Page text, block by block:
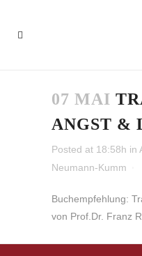
07 MAI
ANGST &
Posted at 18:58h in
Neumann-Kumm
Buchempfehlung:
von Prof.Dr. Franz